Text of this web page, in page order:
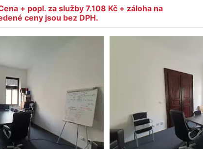
+ popl. za služby 7.108 Kč + záloha na
ceny jsou bez DPH.